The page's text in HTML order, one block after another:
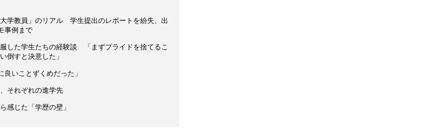
学教員」のリアル 学生提出のレポートを紛失、出
事例まで
した学生たちの経験談 「まずプライドを捨てるこ
倒すと決意した」
いことずくめだった」
それぞれの進学先
感じた「学歴の壁」